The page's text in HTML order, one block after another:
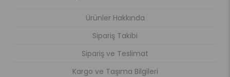
Ürünler Hakkında
Sipariş Takibi
Sipariş ve Teslimat
Kargo ve Taşıma Bilgileri